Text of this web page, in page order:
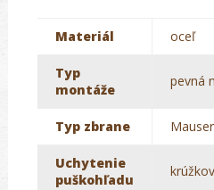
Materiál oceľ
Typ
montáže
pevná
Typ zbrane
Uchytenie
puškohľadu